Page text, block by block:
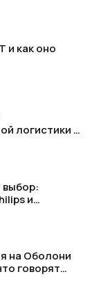
и как оно
логистики —
и
на Оболони
говорят